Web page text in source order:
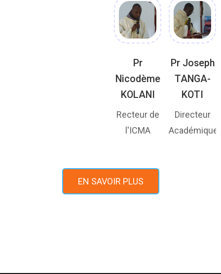
Pr
Nicodème
KOLANI
Recteur de
l'ICMA
Pr Joseph
TANGA-
KOTI
Directeur
Académique
EN SAVOIR PLUS